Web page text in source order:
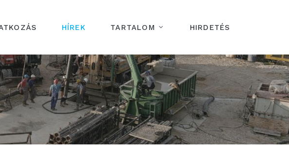
HÍREK TARTALOM HIRDETÉS